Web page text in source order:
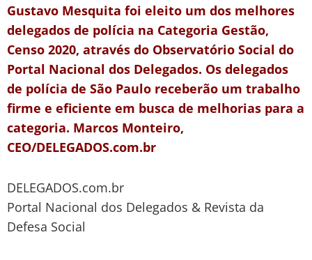
Gustavo Mesquita foi eleito um dos melhores
delegados de polícia na Categoria Gestão,
Censo 2020, através do Observatório Social do
Portal Nacional dos Delegados. Os delegados
de polícia de São Paulo receberão um trabalho
firme e eficiente em busca de melhorias para a
categoria. Marcos Monteiro,
CEO/DELEGADOS.com.br
DELEGADOS.com.br
Portal Nacional dos Delegados & Revista da
Defesa Social